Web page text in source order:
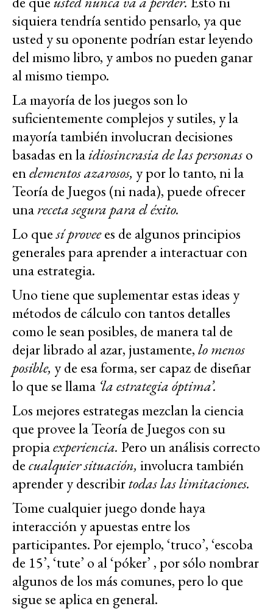
siquiera tendría sentido pensarlo, ya que
usted y su oponente podrían estar leyendo
del mismo libro, y ambos no pueden ganar
al mismo tiempo.
La mayoría de los juegos son lo
suficientemente complejos y sutiles, y la
mayoría también involucran decisiones
basadas en laidiosincrasia de las personaso
enelementos azarosos, y por lo tanto, ni la
Teoría de Juegos (ni nada), puede ofrecer
unareceta segura para el éxito.
Lo quesí proveees de algunos principios
generales para aprender a interactuar con
una estrategia.
Uno tiene que suplementar estas ideas y
métodos de cálculo con tantos detalles
como le sean posibles, de manera tal de
dejar librado al azar, justamente,lo menos
posible, y de esa forma, ser capaz de diseñar
lo que se llama ‘la estrategia óptima’.
Los mejores estrategas mezclan la ciencia
que provee la Teoría de Juegos con su
propiaexperiencia. Pero un análisis correcto
decualquier situación, involucra también
aprender y describirtodas las limitaciones.
Tome cualquier juego donde haya
interacción y apuestas entre los
participantes. Por ejemplo, ‘truco’, ‘escoba
de 15’, ‘tute’ o al ‘póker’ , por sólo nombrar
algunos de los más comunes, pero lo que
sigue se aplica en general.